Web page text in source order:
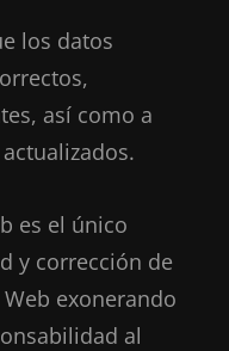
los datos
así como a
es el único
y corrección de
exonerando
al